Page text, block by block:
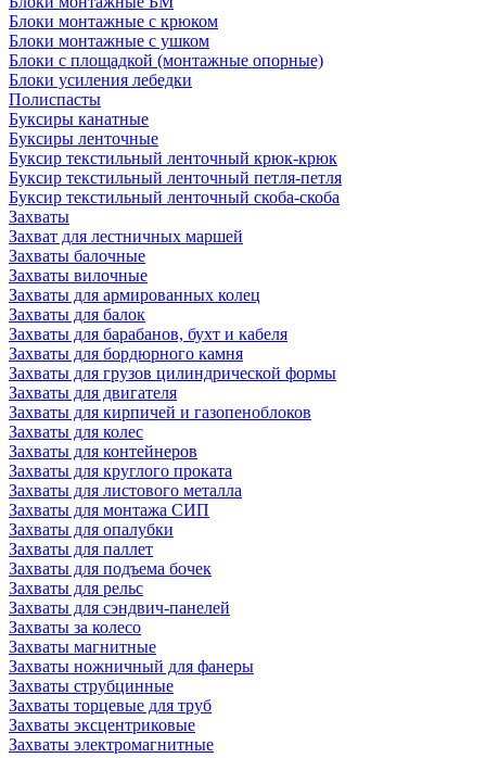
Блоки монтажные с крюком
Блоки монтажные с ушком
Блоки с площадкой (монтажные опорные)
Блоки усиления лебедки
Полиспасты
Буксиры канатные
Буксиры ленточные
Буксир текстильный ленточный крюк-крюк
Буксир текстильный ленточный петля-петля
Буксир текстильный ленточный скоба-скоба
Захваты
Захват для лестничных маршей
Захваты балочные
Захваты вилочные
Захваты для армированных колец
Захваты для балок
Захваты для барабанов, бухт и кабеля
Захваты для бордюрного камня
Захваты для грузов цилиндрической формы
Захваты для двигателя
Захваты для кирпичей и газопеноблоков
Захваты для колес
Захваты для контейнеров
Захваты для круглого проката
Захваты для листового металла
Захваты для монтажа СИП
Захваты для опалубки
Захваты для паллет
Захваты для подъема бочек
Захваты для рельс
Захваты для сэндвич-панелей
Захваты за колесо
Захваты магнитные
Захваты ножничный для фанеры
Захваты струбцинные
Захваты торцевые для труб
Захваты эксцентриковые
Захваты электромагнитные